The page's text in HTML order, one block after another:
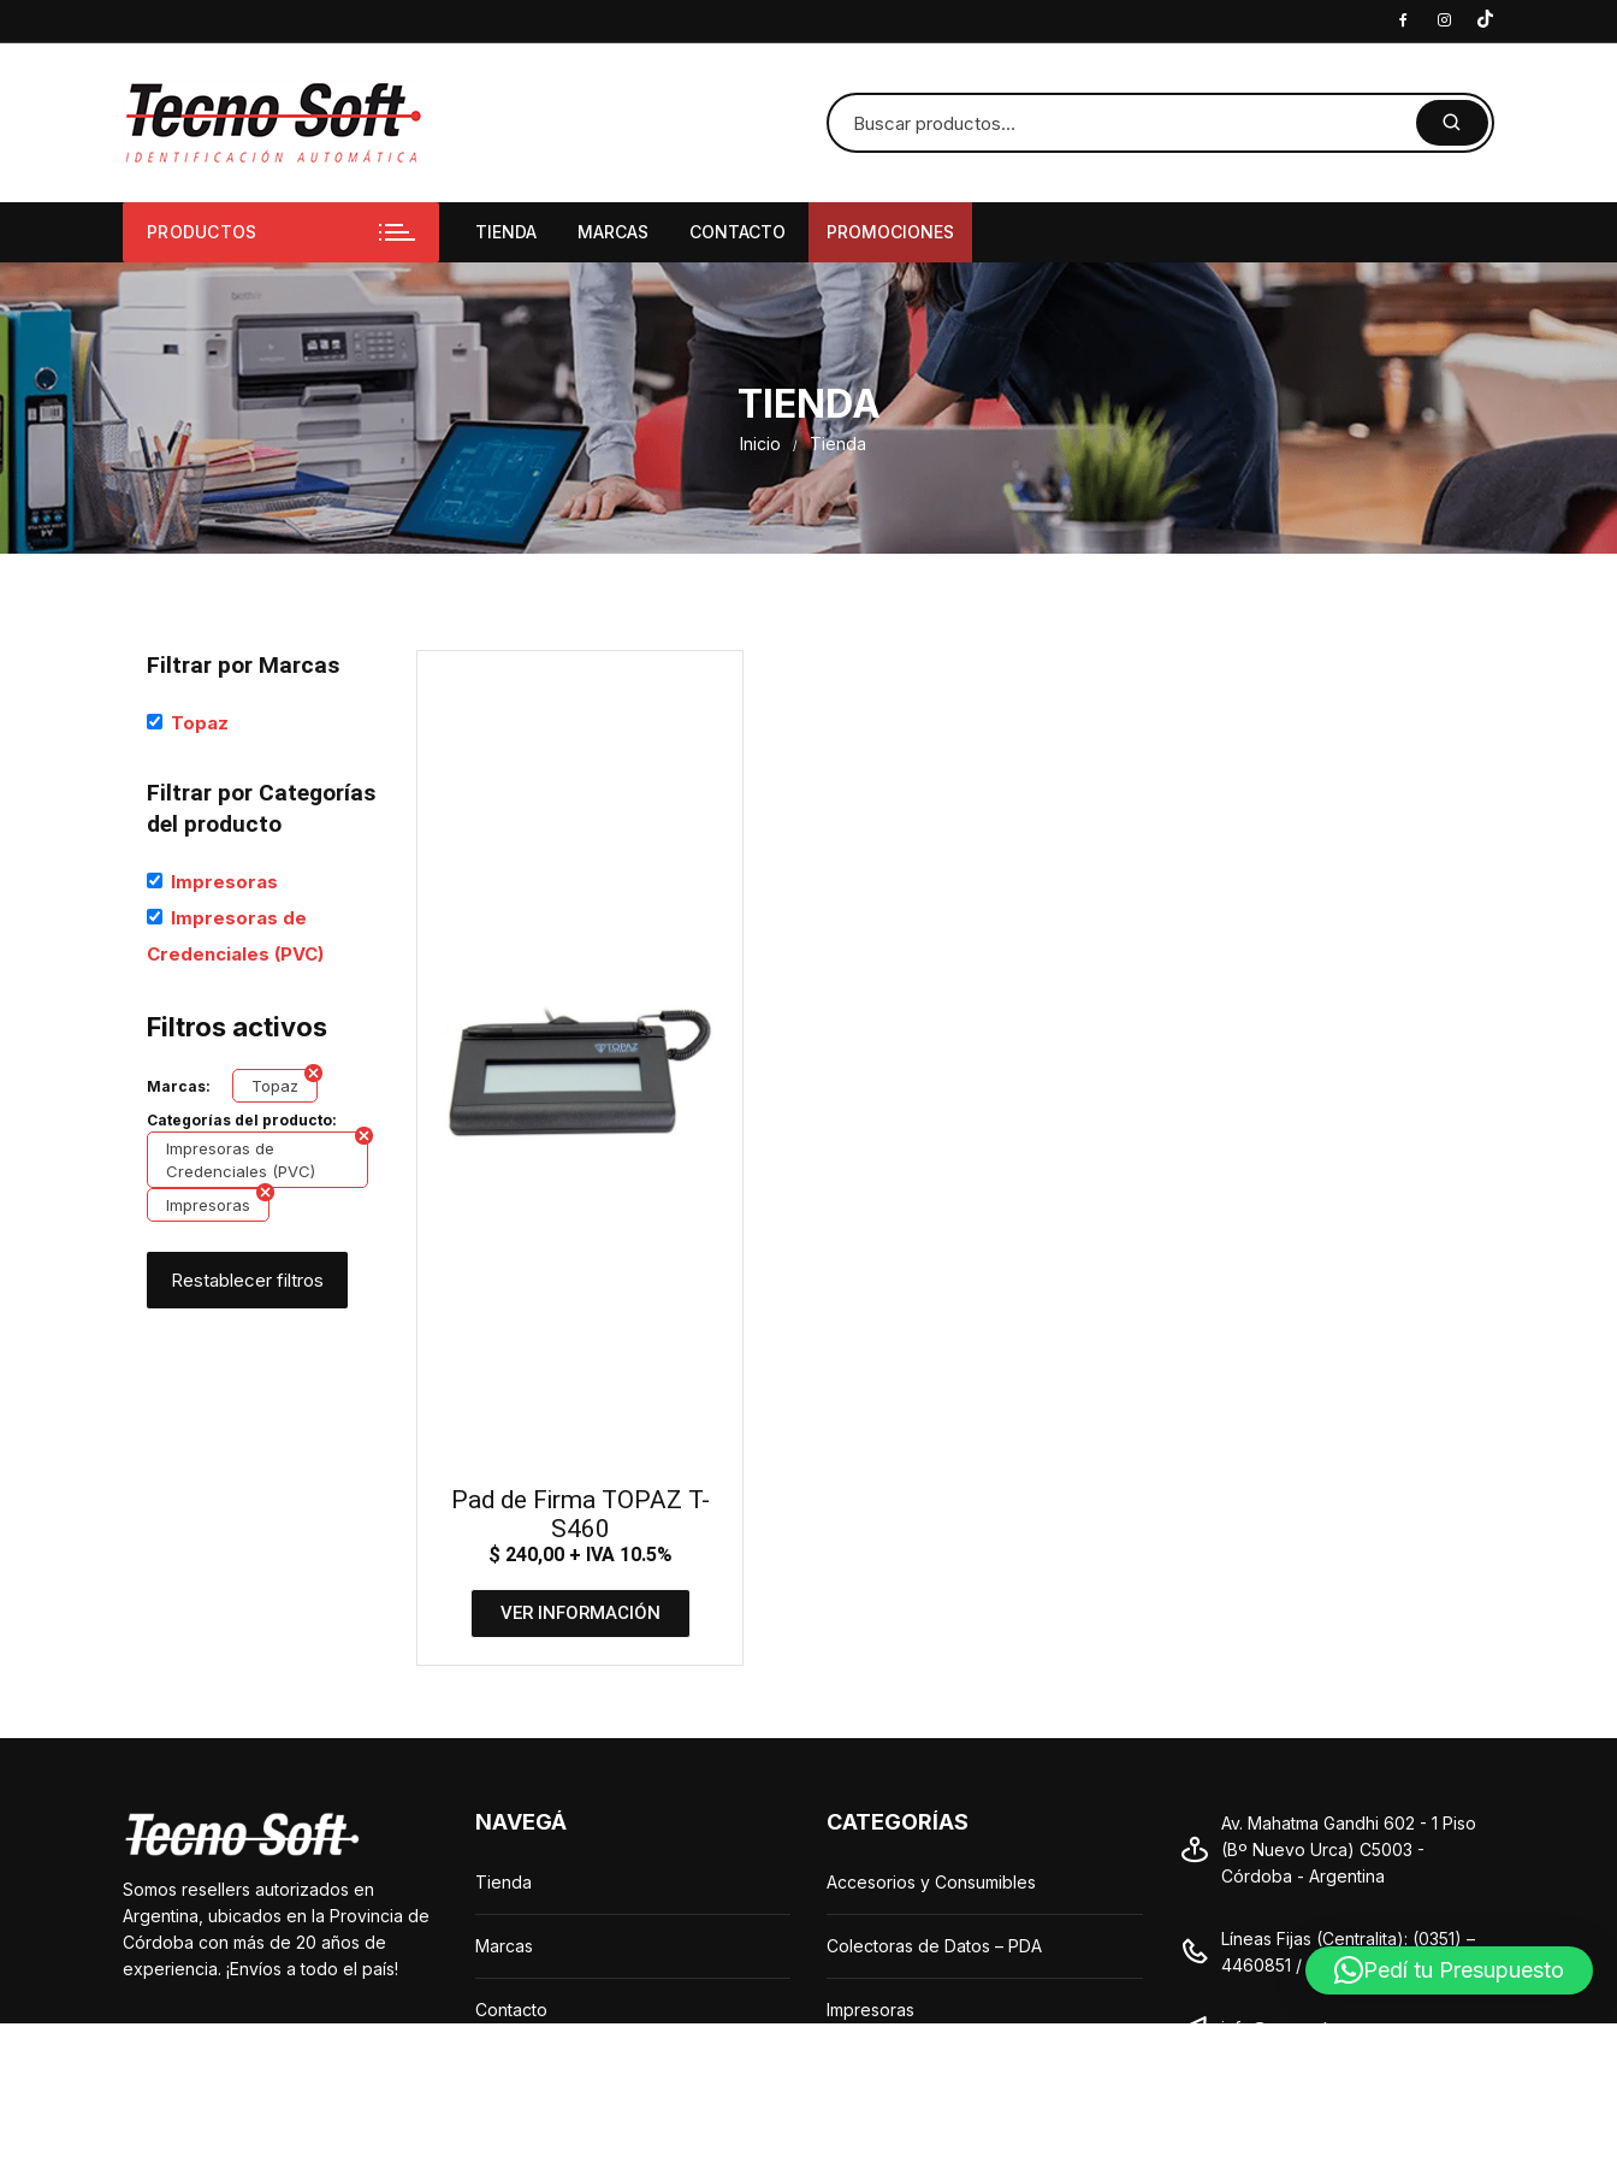
PRODUCTOS TIENDA MARCAS CONTACTO PROMOCIONES
TIENDA
Inicio Tienda
Filtrar por Marcas
Topaz
Filtrar por Categorías
del producto
Impresoras
Impresoras de
Credenciales (PVC)
Filtros activos
Marcas: Topaz
Categorías del producto:
Impresoras de
Credenciales (PVC)
Impresoras
Restablecer filtros
Pad de Firma TOPAZ T-
S460
$ 240,00+ IVA 10.5%
VER INFORMACIÓN
Somos resellers autorizados en
Argentina, ubicados en la Provincia de
Córdoba con más de 20 años de
experiencia. ¡Envíos a todo el país!
NAVEGÁ
Tienda
Marcas
Contacto
CATEGORÍAS
Accesorios y Consumibles
Colectoras de Datos – PDA
Impresoras
Av. Mahatma Gandhi 602 - 1 Piso
(Bº Nuevo Urca) C5003 -
Córdoba - Argentina
Líneas Fijas (Centralita): (0351) –
4460851 / (0351) – 4460849
info@grupo-ts.com.ar
Pedí tu Presupuesto